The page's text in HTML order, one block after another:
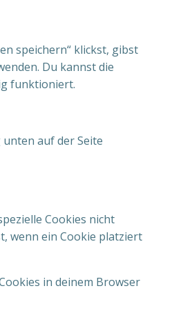
speichern“ klickst, gibst
Du kannst die
funktioniert.
auf der Seite
Cookies nicht
wenn ein Cookie platziert
in deinem Browser